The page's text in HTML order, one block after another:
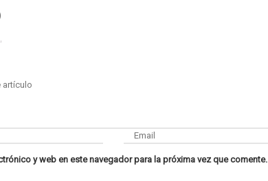
y web en este navegador para la próxima vez que comente.